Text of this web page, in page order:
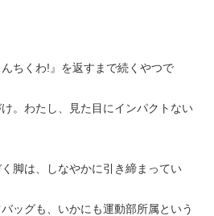
ちくわ!』を返すまで続くやつで
け。わたし、見た目にインパクトない
脚は、しなやかに引き締まってい
ッグも、いかにも運動部所属という